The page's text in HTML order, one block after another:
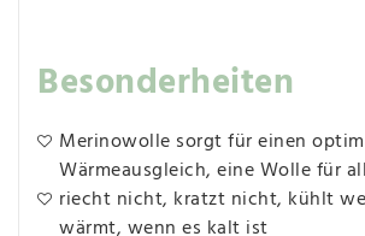
Besonderheiten
Merinowolle sorgt für einen
Wärmeausgleich, eine Wolle für
riecht nicht, kratzt nicht, kühlt
wärmt, wenn es kalt ist